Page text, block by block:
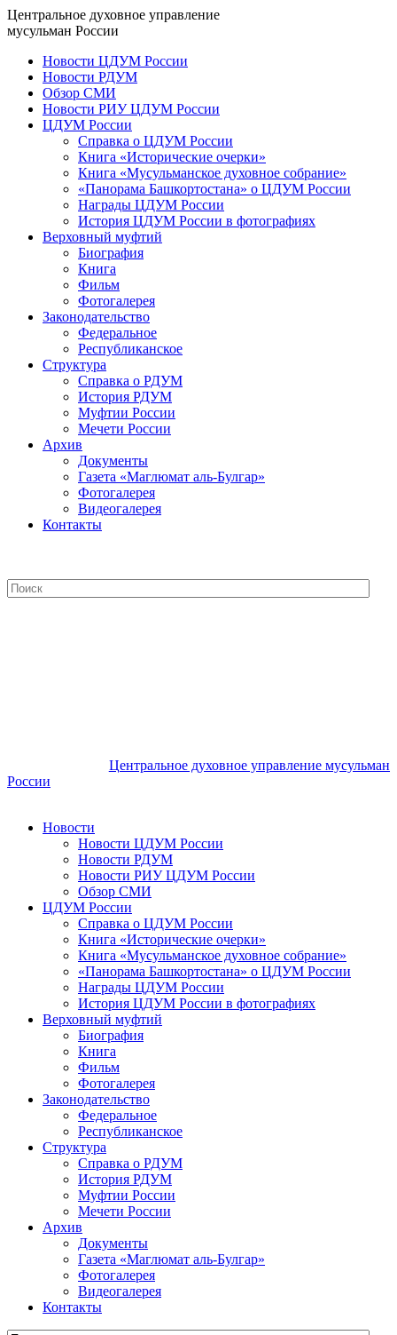
Центральное духовное управление
мусульман России
Новости ЦДУМ России
Новости РДУМ
Обзор СМИ
Новости РИУ ЦДУМ России
ЦДУМ России
Справка о ЦДУМ России
Книга «Исторические очерки»
Книга «Мусульманское духовное собрание»
«Панорама Башкортостана» о ЦДУМ России
Награды ЦДУМ России
История ЦДУМ России в фотографиях
Верховный муфтий
Биография
Книга
Фильм
Фотогалерея
Законодательство
Федеральное
Республиканское
Структура
Справка о РДУМ
История РДУМ
Муфтии России
Мечети России
Архив
Документы
Газета «Маглюмат аль-Булгар»
Фотогалерея
Видеогалерея
Контакты
Центральное духовное управление мусульман
России
Новости
Новости ЦДУМ России
Новости РДУМ
Новости РИУ ЦДУМ России
Обзор СМИ
ЦДУМ России
Справка о ЦДУМ России
Книга «Исторические очерки»
Книга «Мусульманское духовное собрание»
«Панорама Башкортостана» о ЦДУМ России
Награды ЦДУМ России
История ЦДУМ России в фотографиях
Верховный муфтий
Биография
Книга
Фильм
Фотогалерея
Законодательство
Федеральное
Республиканское
Структура
Справка о РДУМ
История РДУМ
Муфтии России
Мечети России
Архив
Документы
Газета «Маглюмат аль-Булгар»
Фотогалерея
Видеогалерея
Контакты